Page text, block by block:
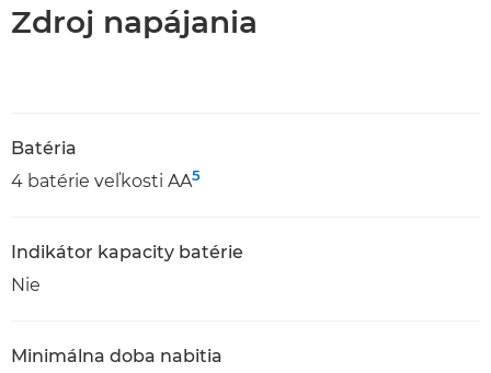
Zdroj napájania
Batéria
4 batérie veľkosti AA5
Indikátor kapacity batérie
Nie
Minimálna doba nabitia